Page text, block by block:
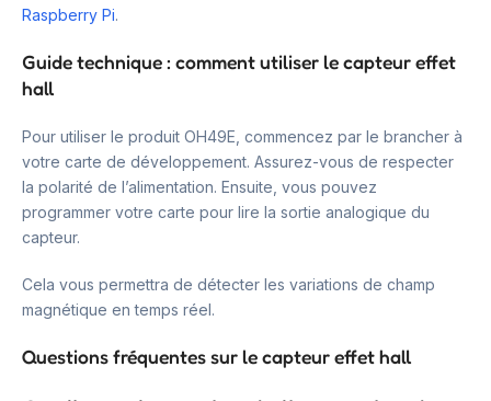
Raspberry Pi.
Guide technique : comment utiliser le capteur effet
hall
Pour utiliser le produit OH49E, commencez par le brancher à
votre carte de développement. Assurez-vous de respecter
la polarité de l’alimentation. Ensuite, vous pouvez
programmer votre carte pour lire la sortie analogique du
capteur.
Cela vous permettra de détecter les variations de champ
magnétique en temps réel.
Questions fréquentes sur le capteur effet hall